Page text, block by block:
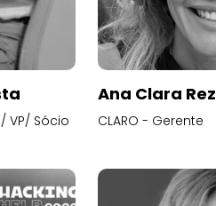
VP/ Sócio
Ana Clara
CLARO - Gerente